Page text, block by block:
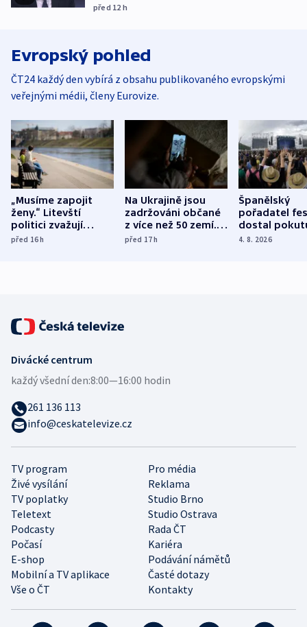
před 12 h
Evropský pohled
ČT24 každý den vybírá z obsahu publikovaného evropskými
veřejnými médii, členy Eurovize.
„Musíme zapojit
ženy.“ Litevští
politici zvažují
dohodu o
před 16h
Na Ukrajině jsou
zadržováni občané
z více než 50 zemí.
Bojovali na straně
před 17h
Španělský
pořadatel
dostal
nekalé
4. 8. 2026
TV program
Pro média
Živé vysílání
Reklama
TV poplatky
Studio Brno
Teletext
Studio Ostrava
Podcasty
Rada ČT
Počasí
Kariéra
E-shop
Podávání námětů
Mobilní a TV aplikace
Časté dotazy
Vše o ČT
Kontakty
Divácké centrum
každý všední den:8:00—16:00 hodin
261 136 113
info@ceskatelevize.cz